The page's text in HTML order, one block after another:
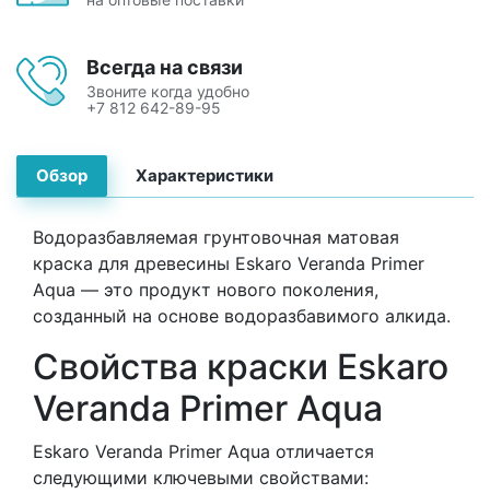
Всегда на связи
Звоните когда удобно
+7 812 642-89-95
Обзор Характеристики
Водоразбавляемая грунтовочная матовая
краска для древесины Eskaro Veranda Primer
Aqua — это продукт нового поколения,
созданный на основе водоразбавимого алкида.
Свойства краски Eskaro
Veranda Primer Aqua
Eskaro Veranda Primer Aqua отличается
следующими ключевыми свойствами: